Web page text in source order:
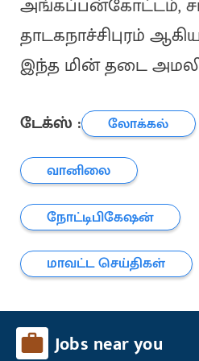
அங்கப்பன்கோட்டம்,
தாடகநாச்சிபுரம்
இந்த மின் தடை
டேக்ஸ் :
லோக்கல்
வானிலை
நோட்டிபிகேஷன்
மாவட்ட செய்திகள்
Jobs near you